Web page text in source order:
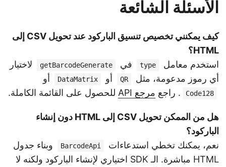
الأسئلة الشائعة
كيف يمكنني تخصيص تنسيق الباركود عند تحويل CSV إلى
HTML؟
استخدم معامل
type في getBarcodeGenerate
لاختيار
أي رموز مدعومة، مثل
QR أو DataMatrix أو
Code128 . راجعمرجع API للحصول على القائمة الكاملة.
هل من الممكن تحويل CSV إلى HTML دون إنشاء
الباركود؟
نعم، يمكنك تخطي استدعاءات
BarcodeApi
وبناء جدول
HTML مباشرة. الـ SDK اختياري لإنشاء الباركود ولكنه لا